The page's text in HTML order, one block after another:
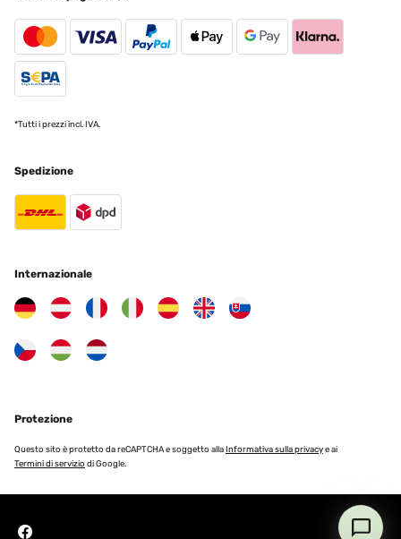
*Tutti i prezzi incl. IVA.
Spedizione
Internazionale
Protezione
Questo sito è protetto da reCAPTCHA e soggetto allaInformativa sulla privacye ai
Termini di servizio di Google.